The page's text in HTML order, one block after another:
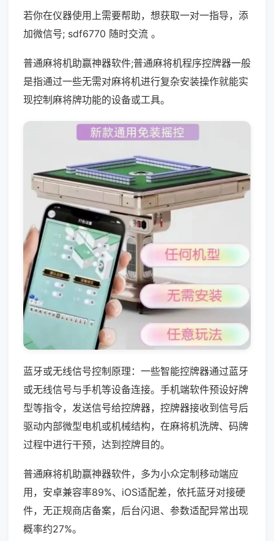
若你在仪器使用上需要帮助，想获取一对一指导，添
加微信号; sdf6770 随时交流 。
普通麻将机助赢神器软件;普通麻将机程序控牌器一般
是指通过一些无需对麻将机进行复杂安装操作就能实
现控制麻将牌功能的设备或工具。
蓝牙或无线信号控制原理：一些智能控牌器通过蓝牙
或无线信号与手机等设备连接。手机端软件预设好牌
型等指令，发送信号给控牌器，控牌器接收到信号后
驱动内部微型电机或机械结构，在麻将机洗牌、码牌
过程中进行干预，达到控牌目的。
普通麻将机助赢神器软件，多为小众定制移动端应
用，安卓兼容率89%、iOS适配差，依托蓝牙对接硬
件，无正规商店备案，后台闪退、参数适配异常出现
概率约27%。